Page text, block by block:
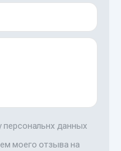
персональнх данных
моего отзыва на